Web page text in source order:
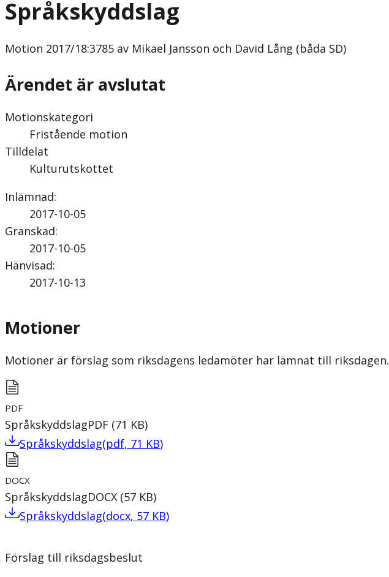
Språkskyddslag
Motion 2017/18:3785 av Mikael Jansson och David Lång (båda SD)
Ärendet är avslutat
Motionskategori
Fristående motion
Tilldelat
Kulturutskottet
Inlämnad:
2017-10-05
Granskad:
2017-10-05
Hänvisad:
2017-10-13
Motioner
Motioner är förslag som riksdagens ledamöter har lämnat till riksdagen.
PDF
SpråkskyddslagPDF (71 KB)
Språkskyddslag(pdf, 71 KB)
DOCX
SpråkskyddslagDOCX (57 KB)
Språkskyddslag(docx, 57 KB)
Förslag till riksdagsbeslut